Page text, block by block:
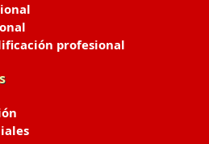
profesional